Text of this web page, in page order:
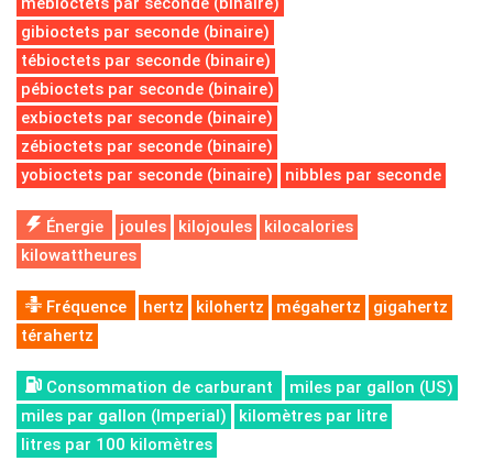
gibioctets par seconde (binaire)
tébioctets par seconde (binaire)
pébioctets par seconde (binaire)
exbioctets par seconde (binaire)
zébioctets par seconde (binaire)
yobioctets par seconde (binaire)
nibbles par seconde
Énergie joules kilojoules
kilocalories
kilowattheures
Fréquence hertz kilohertz mégahertz
gigahertz
térahertz
Consommation de carburant
miles par gallon (US)
miles par gallon (Imperial)
kilomètres par litre
litres par 100 kilomètres